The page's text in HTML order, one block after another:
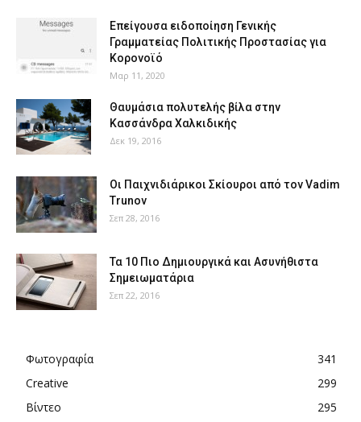
Επείγουσα ειδοποίηση Γενικής
Γραμματείας Πολιτικής Προστασίας για
Κορονοϊό
Μαρ 11, 2020
Θαυμάσια πολυτελής βίλα στην
Κασσάνδρα Χαλκιδικής
Δεκ 19, 2016
Οι Παιχνιδιάρικοι Σκίουροι από τον Vadim
Trunov
Σεπ 28, 2016
Τα 10 Πιο Δημιουργικά και Ασυνήθιστα
Σημειωματάρια
Σεπ 22, 2016
Φωτογραφία
341
Creative
299
Βίντεο
295